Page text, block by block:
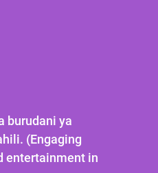
burudani ya
(Engaging
entertainment in